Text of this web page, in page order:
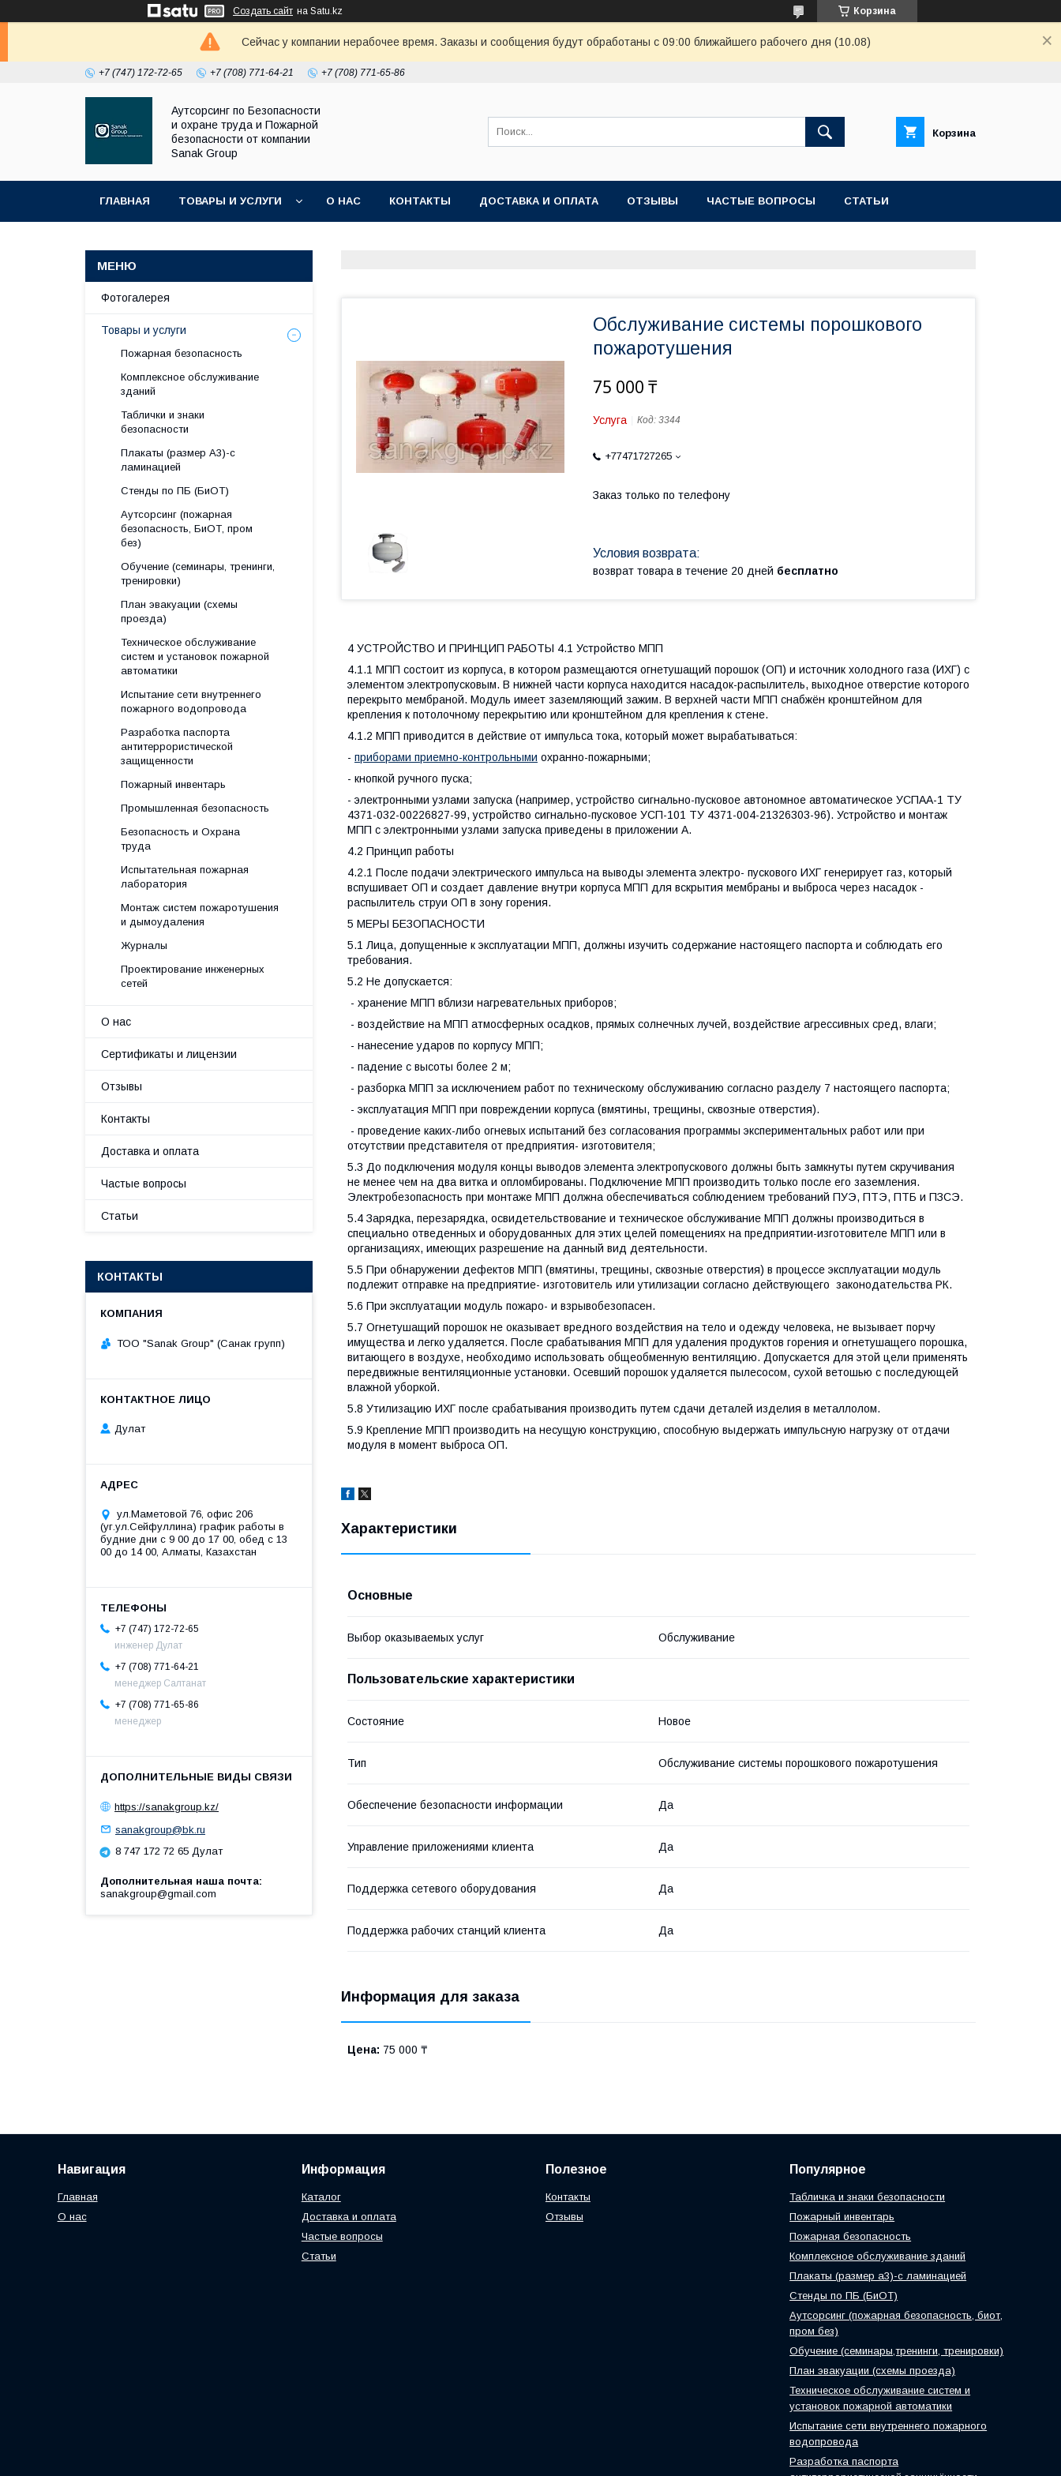
Создать сайт на Satu.kz Корзина
Сейчас у компании нерабочее время. Заказы и сообщения будут обработаны с 09:00 ближайшего рабочего дня (10.08)
+7 (747) 172-72-65 +7 (708) 771-64-21 +7 (708) 771-65-86
Аутсорсинг по Безопасности
и охране труда и Пожарной
безопасности от компании
Sanak Group
Корзина
ГЛАВНАЯ ТОВАРЫ И УСЛУГИ О НАС КОНТАКТЫ ДОСТАВКА И ОПЛАТА ОТЗЫВЫ ЧАСТЫЕ ВОПРОСЫ СТАТЬИ
Обслуживание системы порошкового
пожаротушения
75 000 ₸
Услуга Код: 3344
+77471727265
Заказ только по телефону
возврат товара в течение 20 дней бесплатно
4 УСТРОЙСТВО И ПРИНЦИП РАБОТЫ 4.1 Устройство МПП
4.1.1 МПП состоит из корпуса, в котором размещаются огнетушащий порошок (ОП) и источник холодного газа (ИХГ) с
элементом электропусковым. В нижней части корпуса находится насадок-распылитель, выходное отверстие которого
перекрыто мембраной. Модуль имеет заземляющий зажим. В верхней части МПП снабжён кронштейном для
крепления к потолочному перекрытию или кронштейном для крепления к стене.
4.1.2 МПП приводится в действие от импульса тока, который может вырабатываться:
- приборами приемно-контрольными охранно-пожарными;
- кнопкой ручного пуска;
- электронными узлами запуска (например, устройство сигнально-пусковое автономное автоматическое УСПАА-1 ТУ
4371-032-00226827-99, устройство сигнально-пусковое УСП-101 ТУ 4371-004-21326303-96). Устройство и монтаж
МПП с электронными узлами запуска приведены в приложении А.
4.2 Принцип работы
4.2.1 После подачи электрического импульса на выводы элемента электро- пускового ИХГ генерирует газ, который
вспушивает ОП и создает давление внутри корпуса МПП для вскрытия мембраны и выброса через насадок -
распылитель струи ОП в зону горения.
5 МЕРЫ БЕЗОПАСНОСТИ
5.1 Лица, допущенные к эксплуатации МПП, должны изучить содержание настоящего паспорта и соблюдать его
требования.
5.2 Не допускается:
- хранение МПП вблизи нагревательных приборов;
- воздействие на МПП атмосферных осадков, прямых солнечных лучей, воздействие агрессивных сред, влаги;
- нанесение ударов по корпусу МПП;
- падение с высоты более 2 м;
- разборка МПП за исключением работ по техническому обслуживанию согласно разделу 7 настоящего паспорта;
- эксплуатация МПП при повреждении корпуса (вмятины, трещины, сквозные отверстия).
- проведение каких-либо огневых испытаний без согласования программы экспериментальных работ или при
отсутствии представителя от предприятия- изготовителя;
5.3 До подключения модуля концы выводов элемента электропускового должны быть замкнуты путем скручивания
не менее чем на два витка и опломбированы. Подключение МПП производить только после его заземления.
Электробезопасность при монтаже МПП должна обеспечиваться соблюдением требований ПУЭ, ПТЭ, ПТБ и ПЗСЭ.
5.4 Зарядка, перезарядка, освидетельствование и техническое обслуживание МПП должны производиться в
специально отведенных и оборудованных для этих целей помещениях на предприятии-изготовителе МПП или в
организациях, имеющих разрешение на данный вид деятельности.
5.5 При обнаружении дефектов МПП (вмятины, трещины, сквозные отверстия) в процессе эксплуатации модуль
подлежит отправке на предприятие- изготовитель или утилизации согласно действующего законодательства РК.
5.6 При эксплуатации модуль пожаро- и взрывобезопасен.
5.7 Огнетушащий порошок не оказывает вредного воздействия на тело и одежду человека, не вызывает порчу
имущества и легко удаляется. После срабатывания МПП для удаления продуктов горения и огнетушащего порошка,
витающего в воздухе, необходимо использовать общеобменную вентиляцию. Допускается для этой цели применять
передвижные вентиляционные установки. Осевший порошок удаляется пылесосом, сухой ветошью с последующей
влажной уборкой.
5.8 Утилизацию ИХГ после срабатывания производить путем сдачи деталей изделия в металлолом.
5.9 Крепление МПП производить на несущую конструкцию, способную выдержать импульсную нагрузку от отдачи
модуля в момент выброса ОП.
Характеристики
Основные
Выбор оказываемых услуг Обслуживание
Пользовательские характеристики
Состояние Новое
Тип Обслуживание системы порошкового пожаротушения
Обеспечение безопасности информации Да
Управление приложениями клиента Да
Поддержка сетевого оборудования Да
Поддержка рабочих станций клиента Да
Информация для заказа
Цена: 75 000 ₸
Фотогалерея
Товары и услуги
Пожарная безопасность
Комплексное обслуживание
зданий
Таблички и знаки
безопасности
Плакаты (размер А3)-с
ламинацией
Стенды по ПБ (БиОТ)
Аутсорсинг (пожарная
безопасность, БиОТ, пром
без)
Обучение (семинары, тренинги,
тренировки)
План эвакуации (схемы
проезда)
Техническое обслуживание
систем и установок пожарной
автоматики
Испытание сети внутреннего
пожарного водопровода
Разработка паспорта
антитеррористической
защищенности
Пожарный инвентарь
Промышленная безопасность
Безопасность и Охрана
труда
Испытательная пожарная
лаборатория
Монтаж систем пожаротушения
и дымоудаления
Журналы
Проектирование инженерных
сетей
О нас
Сертификаты и лицензии
Отзывы
Контакты
Доставка и оплата
Частые вопросы
Статьи
КОНТАКТЫ
ТОО "Sanak Group" (Санак групп)
Дулат
ул.Маметовой 76, офис 206
(уг.ул.Сейфуллина) график работы в
будние дни с 9 00 до 17 00, обед с 13
00 до 14 00, Алматы, Казахстан
+7 (747) 172-72-65
инженер Дулат
+7 (708) 771-64-21
менеджер Салтанат
+7 (708) 771-65-86
менеджер
https://sanakgroup.kz/
sanakgroup@bk.ru
8 747 172 72 65 Дулат
Дополнительная наша почта
sanakgroup@gmail.com
Навигация
Главная
О нас
Информация
Каталог
Доставка и оплата
Частые вопросы
Статьи
Полезное
Контакты
Отзывы
Популярное
Табличка и знаки безопасности
Пожарный инвентарь
Пожарная безопасность
Комплексное обслуживание зданий
Плакаты (размер а3)-с ламинацией
Стенды по ПБ (БиОТ)
Аутсорсинг (пожарная безопасность, биот,
пром без)
Обучение (семинары,тренинги, тренировки)
План эвакуации (схемы проезда)
Техническое обслуживание систем и
установок пожарной автоматики
Испытание сети внутреннего пожарного
водопровода
Разработка паспорта